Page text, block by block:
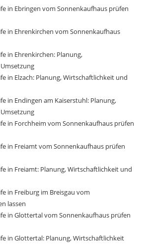
in Ebringen vom Sonnenkaufhaus prüfen
in Ehrenkirchen vom Sonnenkaufhaus
in Ehrenkirchen: Planung,
in Elzach: Planung, Wirtschaftlichkeit und
in Endingen am Kaiserstuhl: Planung,
in Forchheim vom Sonnenkaufhaus prüfen
in Freiamt vom Sonnenkaufhaus prüfen
in Freiamt: Planung, Wirtschaftlichkeit und
in Freiburg im Breisgau vom
lassen
in Glottertal vom Sonnenkaufhaus prüfen
in Glottertal: Planung, Wirtschaftlichkeit